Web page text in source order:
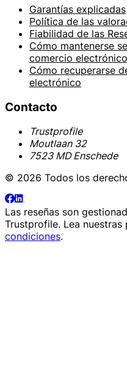
Garantías explicadas
Política de las
Fiabilidad de las
Cómo mantenerse
comercio electrónico
Cómo recuperarse
electrónico
Contacto
Trustprofile
Moutlaan 32
7523 MD Enschede
© 2026 Todos los
Las reseñas son
Trustprofile. Lea nuestras
condiciones.